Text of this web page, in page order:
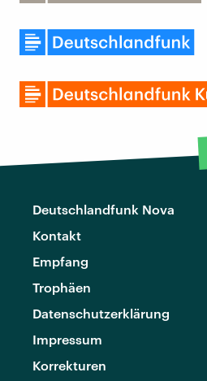
Deutschlandfunk Nova
Kontakt
Empfang
Trophäen
Datenschutzerklärung
Impressum
Korrekturen